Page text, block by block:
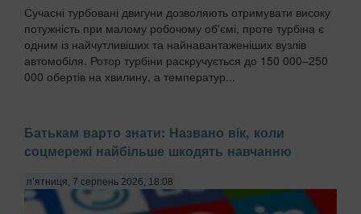
Сучасні турбовані двигуни дозволяють отримувати високу
потужність при малому робочому об'ємі, проте турбіна є
одним із найчутливіших та найнавантаженіших вузлів
автомобіля. Ротор турбіни раскручується до 150 000–250
000 обертів на хвилину, а температур...
Батькам варто знати: Названо вік, коли
соцмережі найбільше шкодять навчанню
п’ятниця, 7 серпень 2026, 18:08